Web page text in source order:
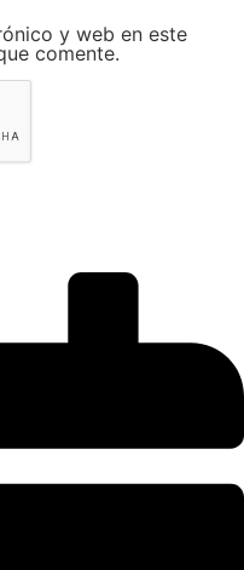
y web en este
comente.